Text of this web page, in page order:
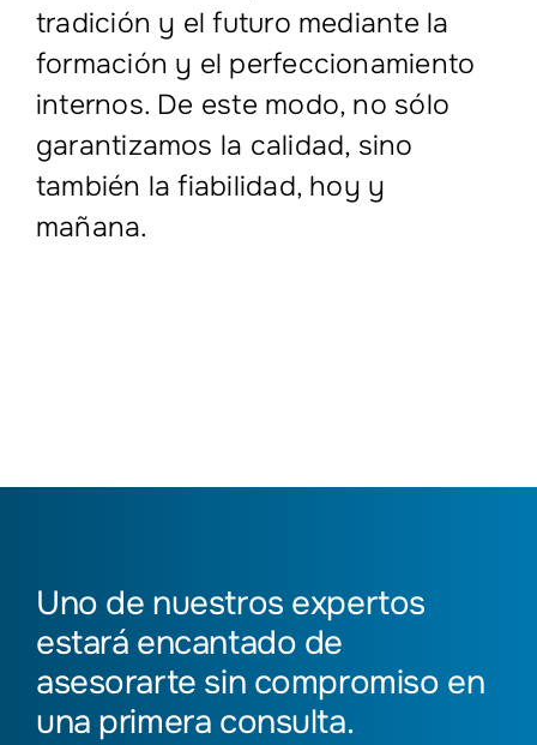
tradición y el futuro mediante la
formación y el perfeccionamiento
internos. De este modo, no sólo
garantizamos la calidad, sino
también la fiabilidad, hoy y
mañana.
Uno de nuestros expertos
estará encantado de
asesorarte sin compromiso en
una primera consulta.